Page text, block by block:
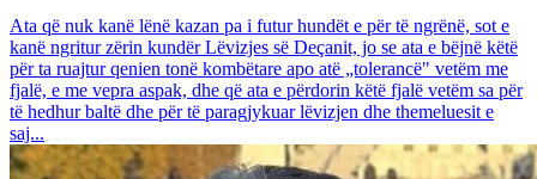
Ata që nuk kanë lënë kazan pa i futur hundët e për të ngrënë, sot e
kanë ngritur zërin kundër Lëvizjes së Deçanit, jo se ata e bëjnë këtë
për ta ruajtur qenien tonë kombëtare apo atë „tolerancë" vetëm me
fjalë, e me vepra aspak, dhe që ata e përdorin këtë fjalë vetëm sa për
të hedhur baltë dhe për të paragjykuar lëvizjen dhe themeluesit e
saj...